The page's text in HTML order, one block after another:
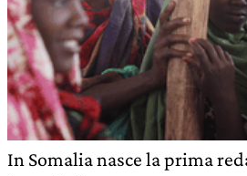
In Somalia nasce la prima